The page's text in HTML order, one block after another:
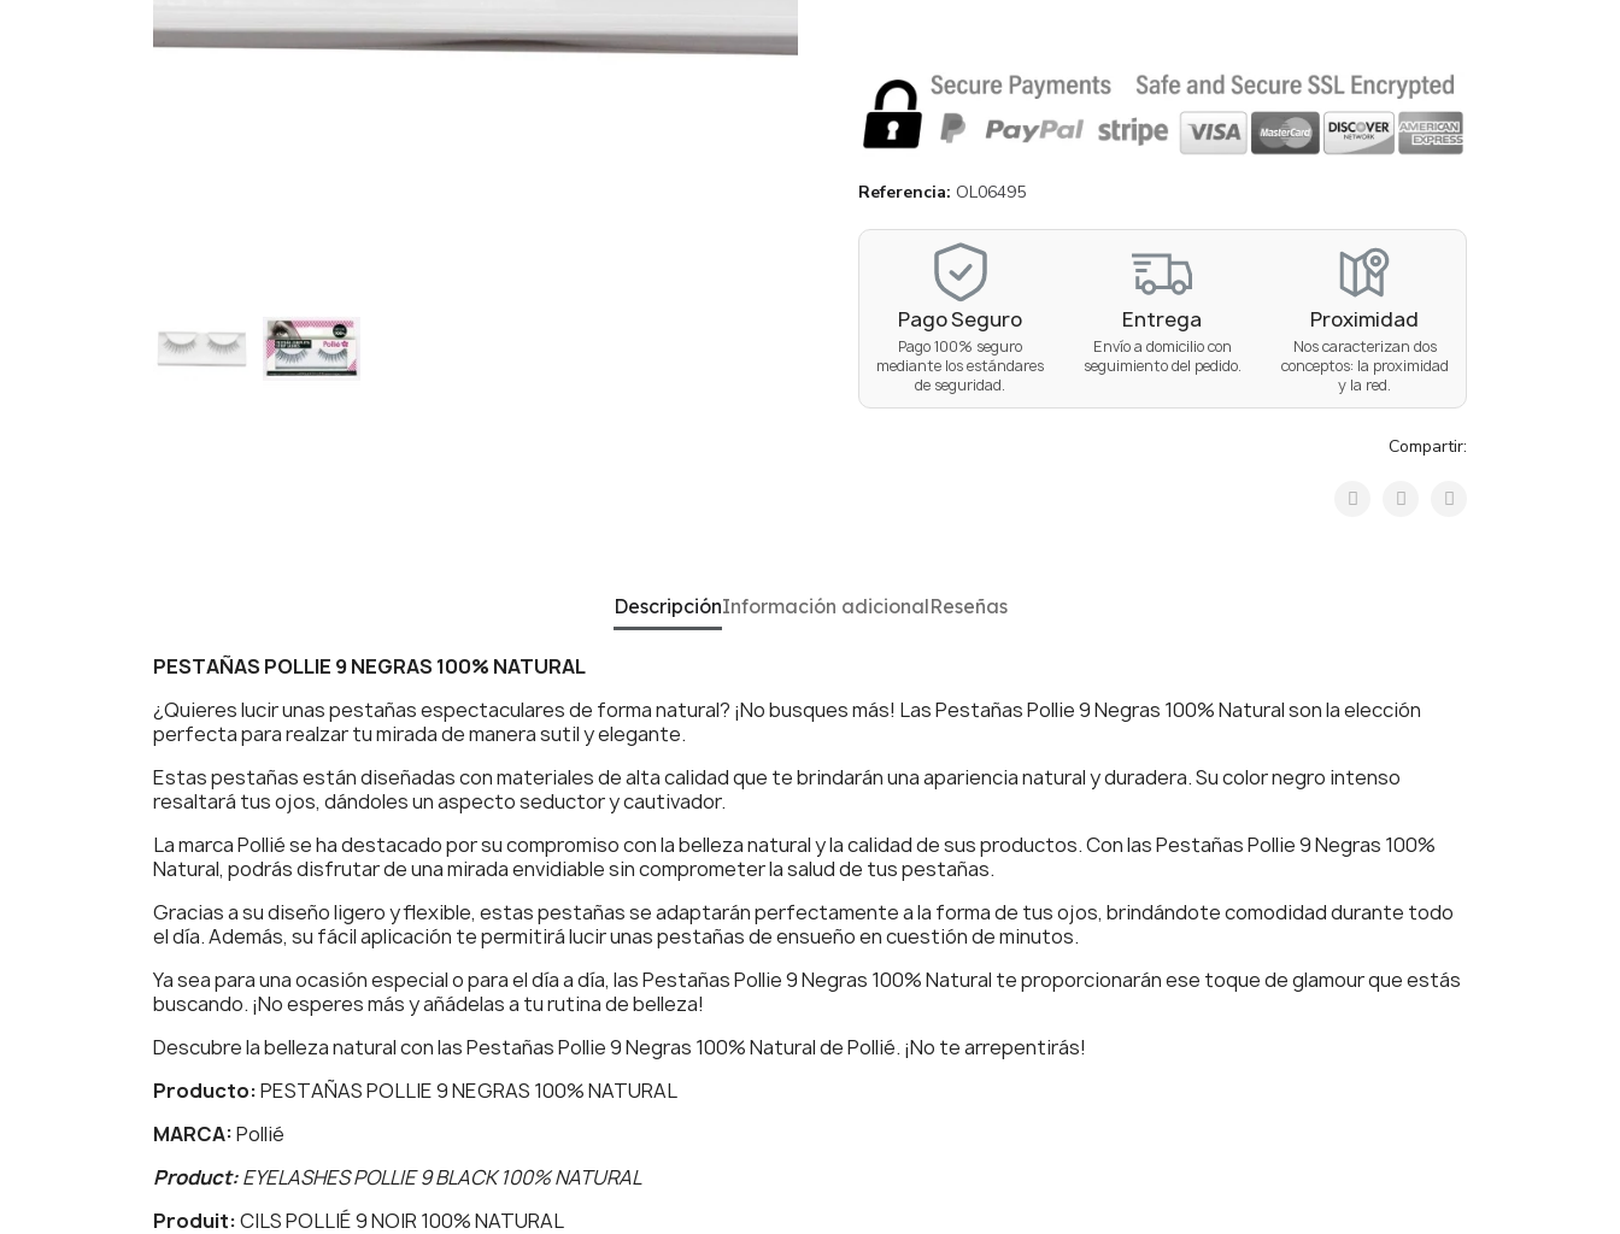
Referencia OL06495
Pago Seguro
Pago 100% seguro
mediante los estándares
de seguridad.
Entrega
Envío a domicilio con
seguimiento del pedido.
Proximidad
Nos caracterizan dos
conceptos: la proximidad
y la red.
Compartir:
DescripciónInformación adicionalReseñas
PESTAÑAS POLLIE 9 NEGRAS 100% NATURAL
¿Quieres lucir unas pestañas espectaculares de forma natural? ¡No busques más! Las Pestañas Pollie 9 Negras 100% Natural son la elección
perfecta para realzar tu mirada de manera sutil y elegante.
Estas pestañas están diseñadas con materiales de alta calidad que te brindarán una apariencia natural y duradera. Su color negro intenso
resaltará tus ojos, dándoles un aspecto seductor y cautivador.
La marca Pollié se ha destacado por su compromiso con la belleza natural y la calidad de sus productos. Con las Pestañas Pollie 9 Negras 100%
Natural, podrás disfrutar de una mirada envidiable sin comprometer la salud de tus pestañas.
Gracias a su diseño ligero y flexible, estas pestañas se adaptarán perfectamente a la forma de tus ojos, brindándote comodidad durante todo
el día. Además, su fácil aplicación te permitirá lucir unas pestañas de ensueño en cuestión de minutos.
Ya sea para una ocasión especial o para el día a día, las Pestañas Pollie 9 Negras 100% Natural te proporcionarán ese toque de glamour que estás
buscando. ¡No esperes más y añádelas a tu rutina de belleza!
Descubre la belleza natural con las Pestañas Pollie 9 Negras 100% Natural de Pollié. ¡No te arrepentirás!
Producto:PESTAÑAS POLLIE 9 NEGRAS 100% NATURAL
MARCA:Pollié
Product:EYELASHES POLLIE 9 BLACK 100% NATURAL
Produit:CILS POLLIÉ 9 NOIR 100% NATURAL